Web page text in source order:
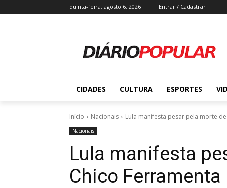
quinta-feira, agosto 6, 2026 Entrar / Cadastrar
CIDADES CULTURA ESPORTES
Início Nacionais Lula manifesta pesar pela morte
Nacionais
Lula manifesta
Chico Ferramenta